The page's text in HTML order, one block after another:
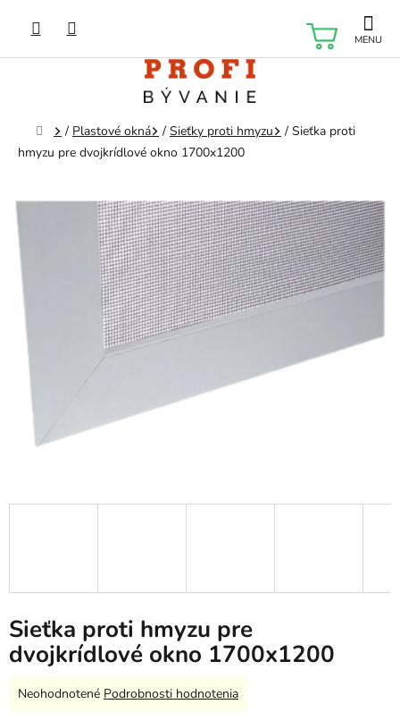
obsah
Domov
/ Plastové okná / Sieťky proti hmyzu / Sieťka proti
hmyzu pre dvojkrídlové okno 1700x1200
Sieťka proti hmyzu pre
dvojkrídlové okno 1700x1200
Priemerné
Neohodnotené Podrobnosti hodnotenia